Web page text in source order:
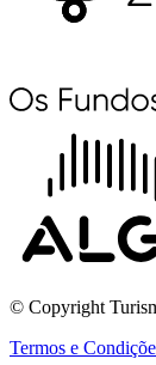
© Copyright
Termos e